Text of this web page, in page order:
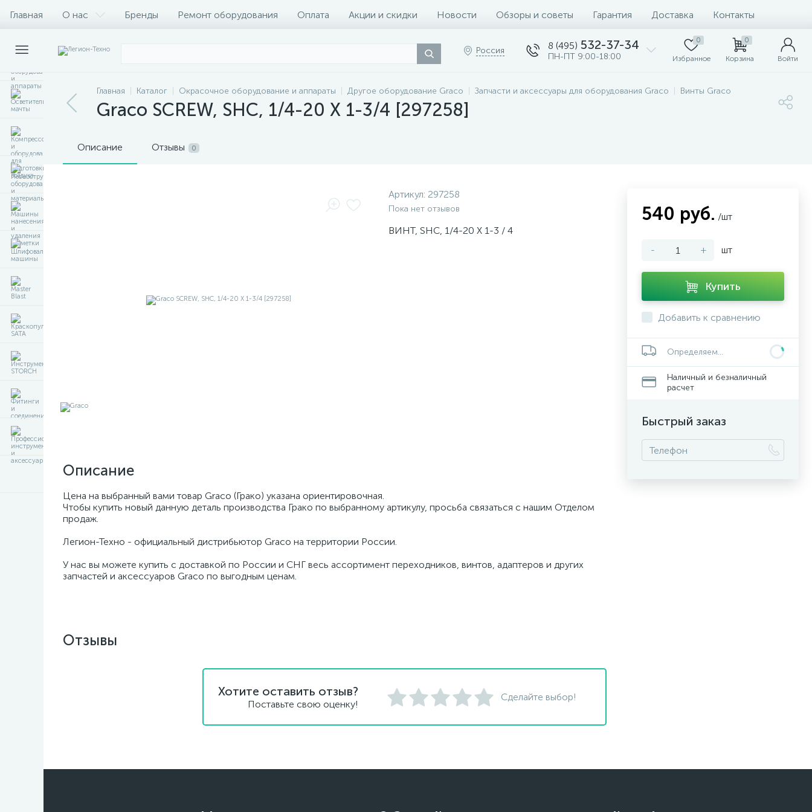
Главная О нас Бренды Ремонт оборудования Оплата Акции и скидки Новости Обзоры и советы Гарантия Доставка Контакты
Россия 8 (495) 532-37-34
ПН-ПТ 9:00-18:00
0
Избранное
0
Корзина Войти
Главная Каталог Окрасочное оборудование и аппараты Другое оборудование Graco Запчасти и аксессуары для оборудования Graco Винты Graco
Graco SCREW, SHC, 1/4-20 X 1-3/4 [297258]
Описание Отзывы 0
Артикул: 297258
Пока нет отзывов
ВИНТ, SHC, 1/4-20 X 1-3 / 4
Описание
Цена на выбранный вами товар Graco (Грако) указана ориентировочная.
Чтобы купить новый данную деталь производства Грако по выбранному артикулу, просьба связаться с нашим Отделом
продаж.
Легион-Техно - официальный дистрибьютор Graco на территории России.
У нас вы можете купить с доставкой по России и СНГ весь ассортимент переходников, винтов, адаптеров и других
запчастей и аксессуаров Graco по выгодным ценам.
540 руб. /шт
- + шт
Купить
Добавить к сравнению
Определяем...
Наличный и безналичный
расчет
Быстрый заказ
Отзывы
Хотите оставить отзыв?
Поставьте свою оценку!
Сделайте выбор!